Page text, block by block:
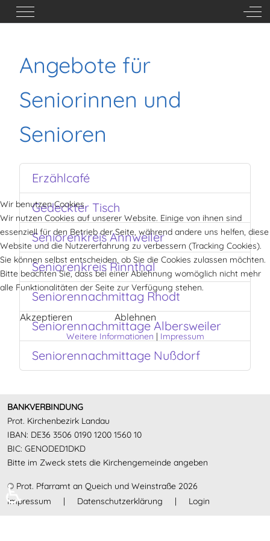
Mobile Menu Toggle Off-
Angebote für
Seniorinnen und
Senioren
Erzählcafé
Gedeckter Tisch
Seniorenkreis Annweiler
Seniorenkreis Rinnthal
Seniorennachmittag Rhodt
Seniorennachmittage Albersweiler
Seniorennachmittage Nußdorf
BANKVERBINDUNG
Prot. Kirchenbezirk Landau
IBAN: DE36 3506 0190 1200 1560 10
BIC: GENODED1DKD
Bitte im Zweck stets die Kirchengemeinde angeben
© Prot. Pfarramt an Queich und Weinstraße 2026
Impressum
| Datenschutzerklärung | Login
Wir benutzen Cookies
Wir nutzen Cookies auf unserer Website. Einige von ihnen sind
essenziell für den Betrieb der Seite, während andere uns helfen, diese
Website und die Nutzererfahrung zu verbessern (Tracking Cookies).
Sie können selbst entscheiden, ob Sie die Cookies zulassen möchten.
Bitte beachten Sie, dass bei einer Ablehnung womöglich nicht mehr
alle Funktionalitäten der Seite zur Verfügung stehen.
Akzeptieren Ablehnen
Weitere Informationen | Impressum